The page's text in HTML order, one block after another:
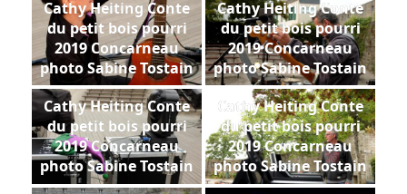
Cathy Heiting Conte
du petit bois pourri
2019 Concarneau
photo Sabine Tostain
Cathy Heiting Conte
du petit bois pourri
2019 Concarneau
photo Sabine Tostain
Cathy Heiting Conte
du petit bois pourri
2019 Concarneau
photo Sabine Tostain
Cathy Heiting Conte
du petit bois pourri
2019 Concarneau
photo Sabine Tostain